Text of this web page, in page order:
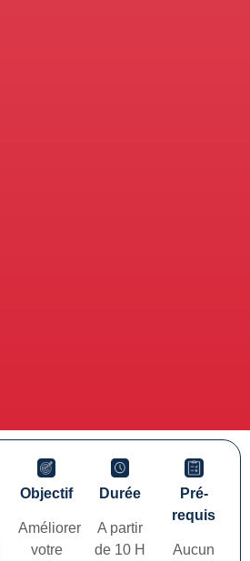
Objectif
Améliorer
votre
Durée
A partir
de 10 H
Pré-
requis
Aucun